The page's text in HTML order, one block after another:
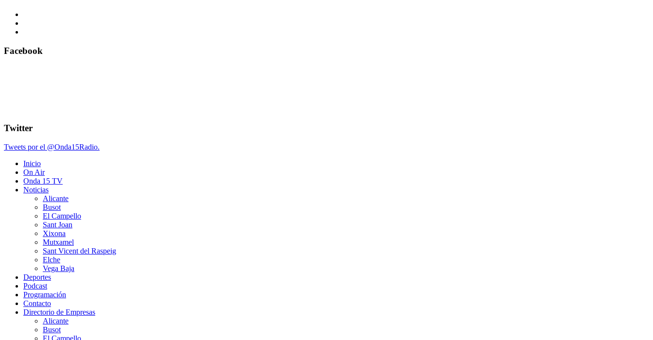
Facebook
Twitter
Tweets por el @Onda15Radio.
Inicio
On Air
Onda 15 TV
Noticias
Alicante
Busot
El Campello
Sant Joan
Xixona
Mutxamel
Sant Vicent del Raspeig
Elche
Vega Baja
Deportes
Podcast
Programación
Contacto
Directorio de Empresas
Alicante
Busot
El Campello